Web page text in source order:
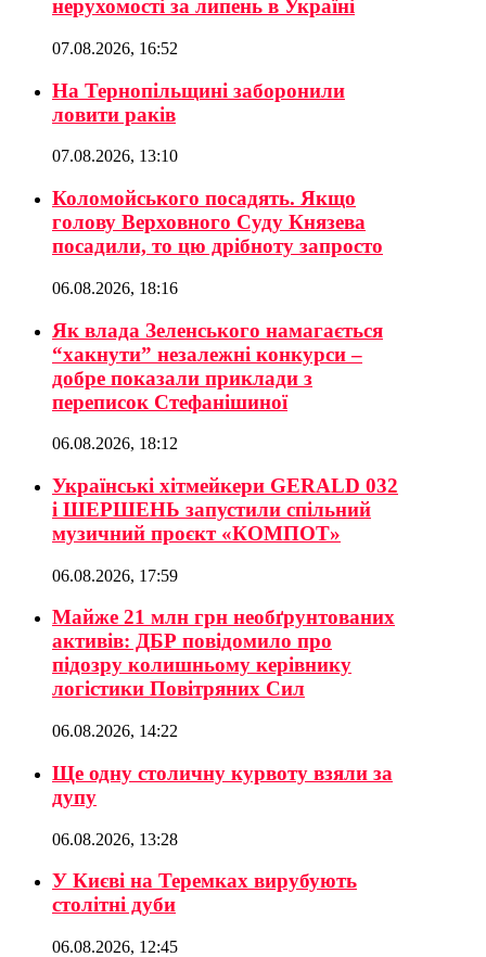
нерухомості за липень в Україні
07.08.2026, 16:52
На Тернопільщині заборонили
ловити раків
07.08.2026, 13:10
Коломойського посадять. Якщо
голову Верховного Суду Князева
посадили, то цю дрібноту запросто
06.08.2026, 18:16
Як влада Зеленського намагається
“хакнути” незалежні конкурси –
добре показали приклади з
переписок Стефанішиної
06.08.2026, 18:12
Українські хітмейкери GERALD 032
і ШЕРШЕНЬ запустили спільний
музичний проєкт «КОМПОТ»
06.08.2026, 17:59
Майже 21 млн грн необґрунтованих
активів: ДБР повідомило про
підозру колишньому керівнику
логістики Повітряних Сил
06.08.2026, 14:22
Ще одну столичну курвоту взяли за
дупу
06.08.2026, 13:28
У Києві на Теремках вирубують
столітні дуби
06.08.2026, 12:45